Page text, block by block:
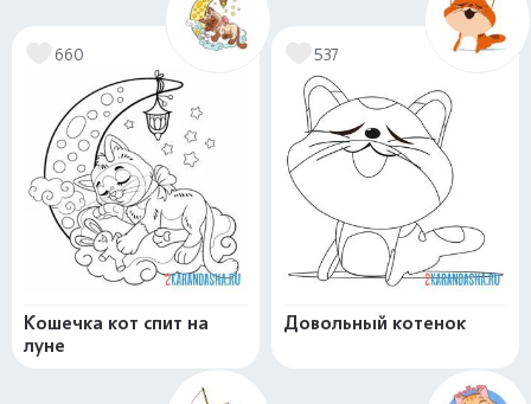
660
Кошечка кот спит на
луне
537
Довольный котенок